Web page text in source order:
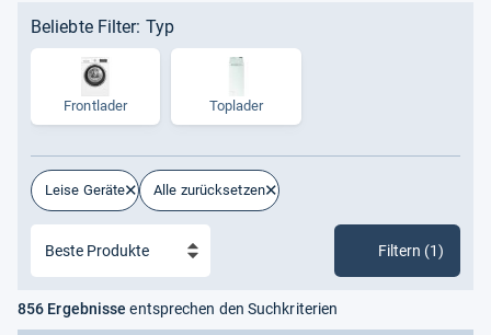
Beliebte Filter: Typ
Frontlader Toplader
Leise Geräte Alle zurücksetzen
Filtern (1)
856 Ergebnisse entsprechen den Suchkriterien